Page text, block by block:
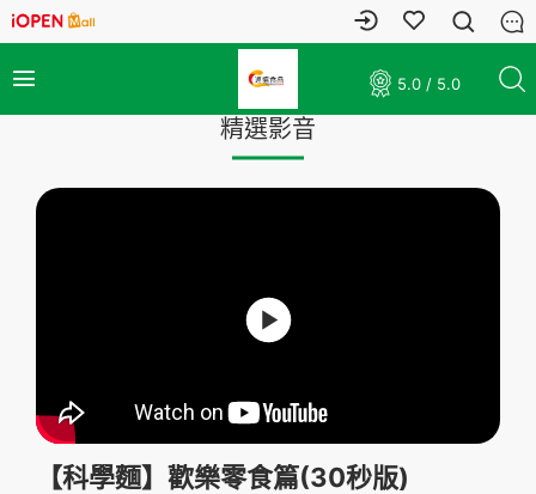
5.0 / 5.0
精選影音
【科學麵】歡樂零食篇(30秒版)